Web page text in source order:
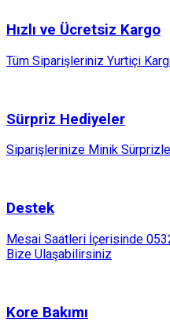
Hızlı ve Ücretsiz Kargo
Tüm Siparişleriniz Yurtiçi
Sürpriz Hediyeler
Siparişlerinize Minik
Destek
Mesai Saatleri İçerisinde
Bize Ulaşabilirsiniz
Kore Bakımı